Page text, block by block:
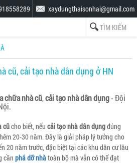
xaydungthaisonhai@gmail.com
cũ, cải tạo nhà dân dụng ở HN
chữa nhà cũ,cải tạo nhà dân dụng- Đội
cũcho biết, nếu cải tạo nhà dân dụngđúng
20-30 năm. Đây là giải pháp lý tưởng cho
20 năm trước, đặc biệt tại các khu dân cư lâu
cần phá dỡ nhàtoàn bộ mà vẫn có thể đạt